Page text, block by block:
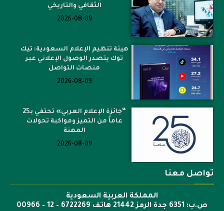
الثقافي والتاريخي
2026-08-09
هيئة تنظيم الإعلام السعودية: تيك
توك يتصدر الوصول الإعلاني عبر
منصات التواصل
2026-08-09
“جائزة الإعلام العربي» تحتفي بـ25
عاماً من التميز ومواكبة تحولات
المهنة
2026-08-09
تواصل معنا
المملكة العربية السعودية
ص.ب: 6351 جدة الرمز 21442 هاتف 6722269 – 12 – 00966